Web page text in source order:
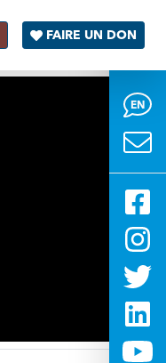
FAIRE UN DON
EN